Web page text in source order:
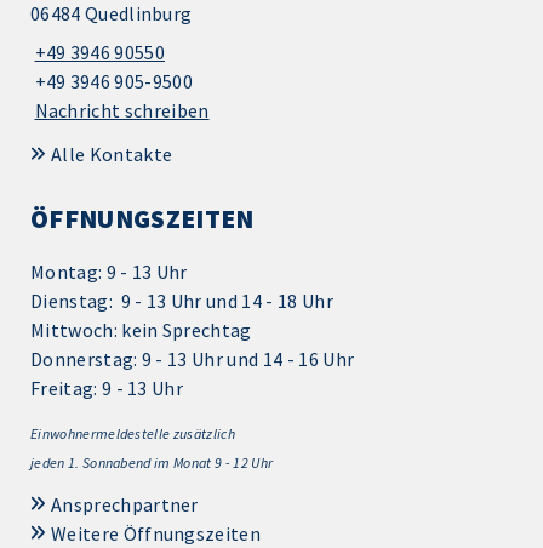
06484 Quedlinburg
+49 3946 90550
+49 3946 905-9500
Nachricht schreiben
Alle Kontakte
ÖFFNUNGSZEITEN
Montag: 9 - 13 Uhr
Dienstag: 9 - 13 Uhr und 14 - 18 Uhr
Mittwoch: kein Sprechtag
Donnerstag: 9 - 13 Uhr und 14 - 16 Uhr
Freitag: 9 - 13 Uhr
Einwohnermeldestelle zusätzlich
jeden 1. Sonnabend im Monat 9 - 12 Uhr
Ansprechpartner
Weitere Öffnungszeiten